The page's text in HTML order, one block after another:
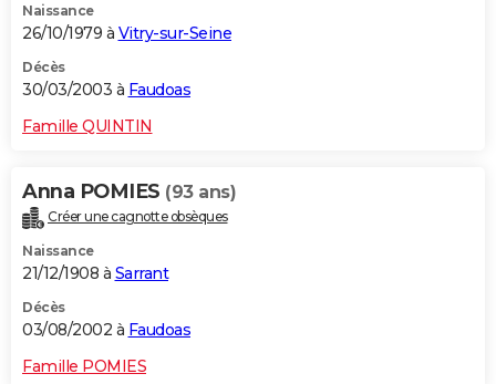
Naissance
26/10/1979 à Vitry-sur-Seine
Décès
30/03/2003 à Faudoas
Famille QUINTIN
Anna POMIES (93 ans)
Créer une cagnotte obsèques
Naissance
21/12/1908 à Sarrant
Décès
03/08/2002 à Faudoas
Famille POMIES